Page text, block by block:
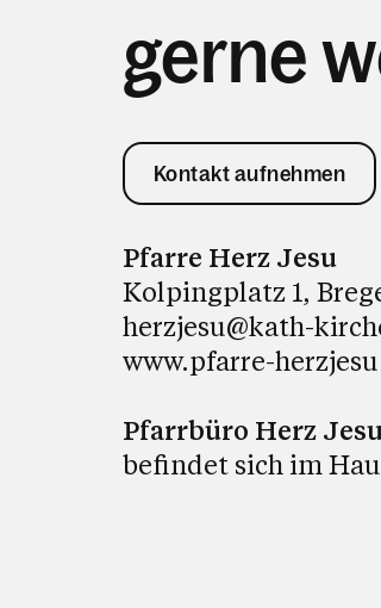
gerne
Kontakt aufnehmen
Pfarre Herz Jesu
Kolpingplatz 1,
herzjesu@kath-
www.pfarre-
Pfarrbüro Herz
befindet sich im